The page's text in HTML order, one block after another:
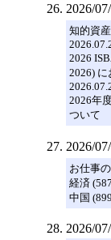
2026/
知的資
2026
2026) に
2026年
ついて
2026/
お仕事
経済
中国
2026/